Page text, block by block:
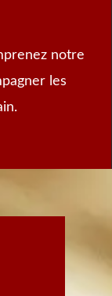
notre
les